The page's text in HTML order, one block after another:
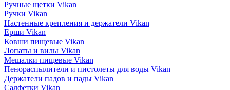
Ручные щетки Vikan
Ручки Vikan
Настенные крепления и держатели Vikan
Ерши Vikan
Ковши пищевые Vikan
Лопаты и вилы Vikan
Мешалки пищевые Vikan
Пенораспылители и пистолеты для воды Vikan
Держатели падов и пады Vikan
Салфетки Vikan